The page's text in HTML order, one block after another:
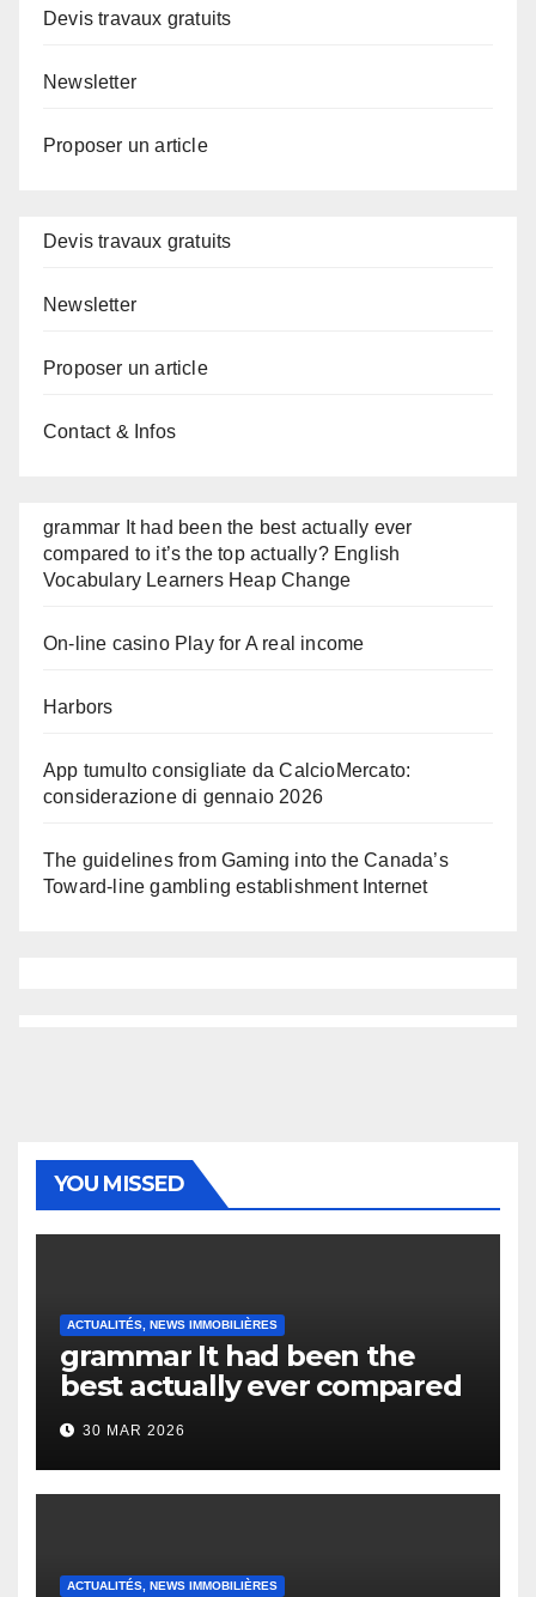
Devis travaux gratuits
Newsletter
Proposer un article
Devis travaux gratuits
Newsletter
Proposer un article
Contact & Infos
grammar It had been the best actually ever
compared to it’s the top actually? English
Vocabulary Learners Heap Change
On-line casino Play for A real income
Harbors
App tumulto consigliate da CalcioMercato:
considerazione di gennaio 2026
The guidelines from Gaming into the Canada’s
Toward-line gambling establishment Internet
YOU MISSED
ACTUALITÉS, NEWS IMMOBILIÈRES
grammar It had been the
best actually ever compared
to it’s the top actually?
English Vocabulary Learners
Heap Change
30 MAR 2026
ACTUALITÉS, NEWS IMMOBILIÈRES